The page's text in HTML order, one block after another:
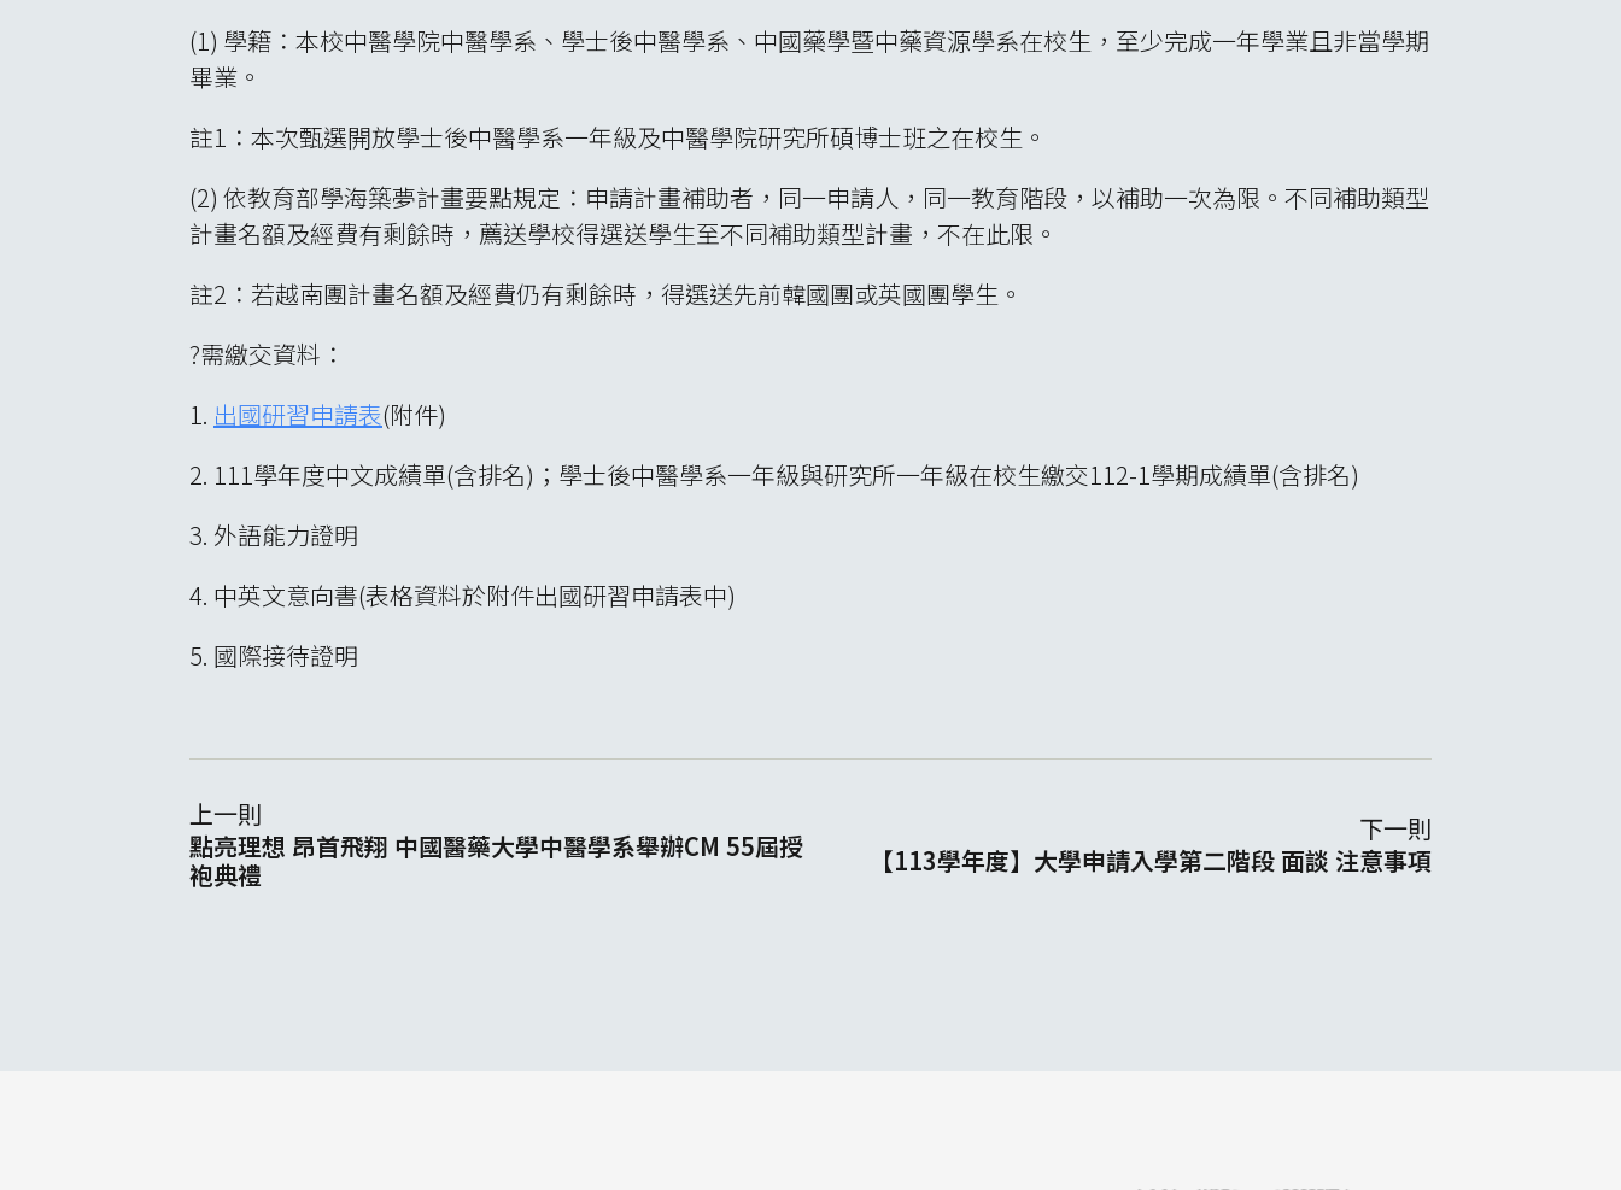
(1) 學籍：本校中醫學院中醫學系、學士後中醫學系、中國藥學暨中藥資源學系在校生，至少完成一年學業且非當學期
畢業。
註1：本次甄選開放學士後中醫學系一年級及中醫學院研究所碩博士班之在校生。
(2) 依教育部學海築夢計畫要點規定：申請計畫補助者，同一申請人，同一教育階段，以補助一次為限。不同補助類型
計畫名額及經費有剩餘時，薦送學校得選送學生至不同補助類型計畫，不在此限。
註2：若越南團計畫名額及經費仍有剩餘時，得選送先前韓國團或英國團學生。
?需繳交資料：
1. 出國研習申請表(附件)
2. 111學年度中文成績單(含排名)；學士後中醫學系一年級與研究所一年級在校生繳交112-1學期成績單(含排名)
3. 外語能力證明
4. 中英文意向書(表格資料於附件出國研習申請表中)
5. 國際接待證明
上一則
點亮理想 昂首飛翔 中國醫藥大學中醫學系舉辦CM 55屆授
袍典禮
下一則
【113學年度】大學申請入學第二階段 面談 注意事項